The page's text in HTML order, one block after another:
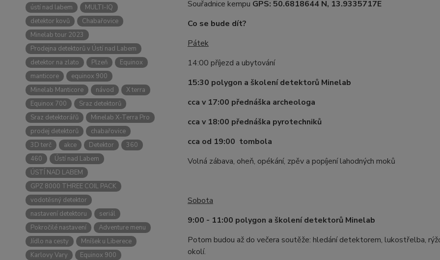
ústí nad labem
MULTI-IQ
detektor kovů
Chabařovice
Minelab tour 2023
Prodejna detektorů v Ústí nad Labem
detektor na zlato
Plzeň
Equinox
manticore
equinox 900
Minelab Manticore
návod
X terra
Equinox 700
Sraz detektorů
Sraz detektorářů
Minelab X-Terra Pro
prodej detektorů
chabařovice
3D terč
akce Detektor
360
460
Ústí nad Labem
ÚSTÍ NAD LABEM
GPZ 8000 THREE COIL PACK
vodotěsný detektor
nastavení detektoru
seriál
Pokročilé nastavení
Adventure menu
Jídlo na cesty
Mníšek u Liberece
Karlovy Vary
Equinox 900
Souřadnice kempu GPS: 50.6818644 N, 13.9335717E
Co se bude dít?
Pátek
14:00 příjezd a ubytování
15:30 polygon a školení detektorů Minelab
cca v 17:00 přednáška archeologa
cca v 18:00 přednáška pyrotechniků
cca od 19:00 tombola
Volná zábava, oheň, opékání, zpěv a popíjení lahodných moků
Sobota
9:00 - 11:00 polygon a školení detektorů Minelab
Potom budou až do večera soutěže: hledání detektorem, lukostřelba,
okolí.